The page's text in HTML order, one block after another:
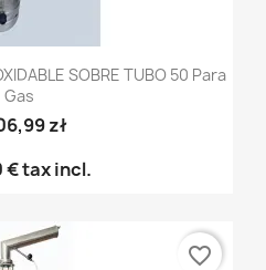
SOBRE TUBO 50 Para
Gas
zł
€tax incl.
favorite_border